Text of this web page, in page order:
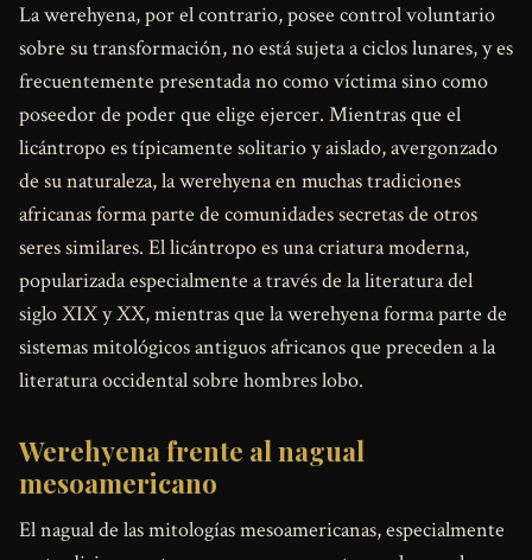
La werehyena, por el contrario, posee control voluntario
sobre su transformación, no está sujeta a ciclos lunares, y es
frecuentemente presentada no como víctima sino como
poseedor de poder que elige ejercer. Mientras que el
licántropo es típicamente solitario y aislado, avergonzado
de su naturaleza, la werehyena en muchas tradiciones
africanas forma parte de comunidades secretas de otros
seres similares. El licántropo es una criatura moderna,
popularizada especialmente a través de la literatura del
siglo XIX y XX, mientras que la werehyena forma parte de
sistemas mitológicos antiguos africanos que preceden a la
literatura occidental sobre hombres lobo.
Werehyena frente al nagual
mesoamericano
El nagual de las mitologías mesoamericanas, especialmente